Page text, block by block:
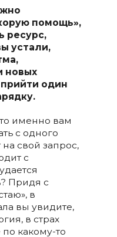
помощь»,
ресурс,
устали,
новых
один
именно вам
с одного
на свой запрос,
с
Придя с
в
вы увидите,
в страх
какому-то